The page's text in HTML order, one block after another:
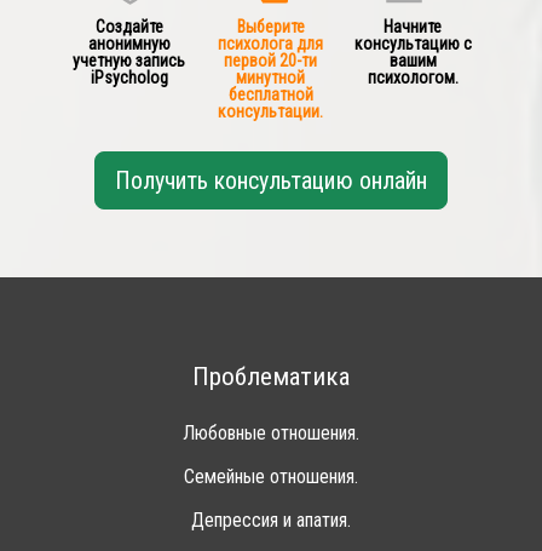
Создайте
анонимную
учетную запись
iPsycholog
Выберите
психолога для
первой 20-ти
минутной
бесплатной
консультации.
Начните
консультацию с
вашим
психологом.
Получить консультацию онлайн
Проблематика
Любовные отношения.
Семейные отношения.
Депрессия и апатия.